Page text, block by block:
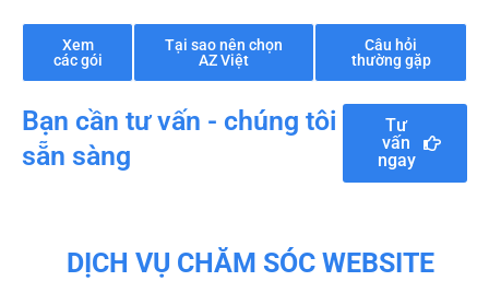
Xem
các gói
Tại sao nên chọn
AZ Việt
Câu hỏi
thường gặp
Bạn cần tư vấn - chúng tôi
sẵn sàng
Tư
vấn
ngay
DỊCH VỤ CHĂM SÓC WEBSITE